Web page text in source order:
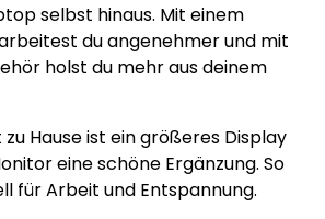
selbst hinaus. Mit einem
du angenehmer und mit
holst du mehr aus deinem
Hause ist ein größeres Display
eine schöne Ergänzung. So
für Arbeit und Entspannung.